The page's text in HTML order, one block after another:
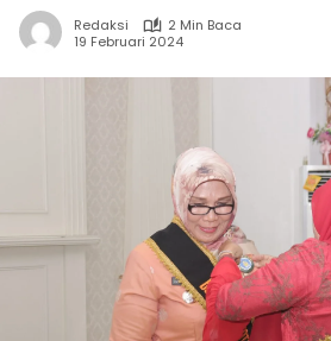
Redaksi
2 Min Baca
19 Februari 2024